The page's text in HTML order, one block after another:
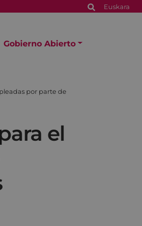
Euskara
Gobierno Abierto
por parte de
el